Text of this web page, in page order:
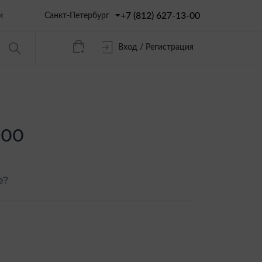
Санкт-Петербург +7 (812) 627-13-00
Вход / Регистрация